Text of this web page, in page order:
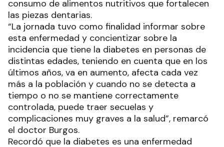
consumo de alimentos nutritivos que fortalecen
las piezas dentarias.
“La jornada tuvo como finalidad informar sobre
esta enfermedad y concientizar sobre la
incidencia que tiene la diabetes en personas de
distintas edades, teniendo en cuenta que en los
últimos años, va en aumento, afecta cada vez
más a la población y cuando no se detecta a
tiempo o no se mantiene correctamente
controlada, puede traer secuelas y
complicaciones muy graves a la salud”, remarcó
el doctor Burgos.
Recordó que la diabetes es una enfermedad